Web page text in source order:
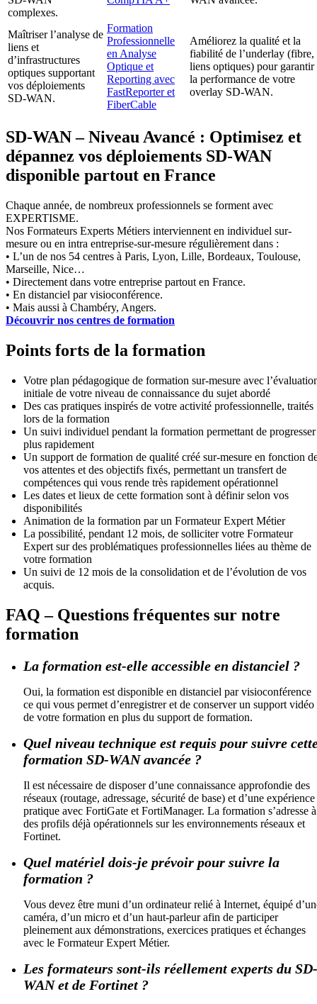
complexes.
Maîtriser l’analyse de
liens et
d’infrastructures
optiques supportant
vos déploiements
SD-WAN.
Formation
Professionnelle
en Analyse
Optique et
Reporting avec
FastReporter et
FiberCable
Améliorez la qualité et la
fiabilité de l’underlay (fibre,
liens optiques) pour garantir
la performance de votre
overlay SD-WAN.
SD-WAN – Niveau Avancé : Optimisez et
dépannez vos déploiements SD-WAN
disponible partout en France
Chaque année, de nombreux professionnels se forment avec
EXPERTISME.
Nos Formateurs Experts Métiers interviennent en individuel sur-
mesure ou en intra entreprise-sur-mesure régulièrement dans :
• L’un de nos 54 centres à Paris, Lyon, Lille, Bordeaux, Toulouse,
Marseille, Nice…
• Directement dans votre entreprise partout en France.
• En distanciel par visioconférence.
• Mais aussi à Chambéry, Angers.
Découvrir nos centres de formation
Points forts de la formation
Votre plan pédagogique de formation sur-mesure avec
initiale de votre niveau de connaissance du sujet abordé
Des cas pratiques inspirés de votre activité professionnelle, traités
lors de la formation
Un suivi individuel pendant la formation permettant de progresser
plus rapidement
Un support de formation de qualité créé sur-mesure en fonction
vos attentes et des objectifs fixés, permettant un transfert de
compétences qui vous rende très rapidement opérationnel
Les dates et lieux de cette formation sont à définir selon vos
disponibilités
Animation de la formation par un Formateur Expert Métier
La possibilité, pendant 12 mois, de solliciter votre Formateur
Expert sur des problématiques professionnelles liées au thème de
votre formation
Un suivi de 12 mois de la consolidation et de l’évolution de vos
acquis.
FAQ – Questions fréquentes sur notre
formation
La formation est-elle accessible en distanciel ?
Oui, la formation est disponible en distanciel par visioconférence
ce qui vous permet d’enregistrer et de conserver un support vidéo
de votre formation en plus du support de formation.
Quel niveau technique est requis pour suivre
formation SD-WAN avancée ?
Il est nécessaire de disposer d’une connaissance approfondie des
réseaux (routage, adressage, sécurité de base) et d’une expérience
pratique avec FortiGate et FortiManager. La formation s’adresse à
des profils déjà opérationnels sur les environnements réseaux et
Fortinet.
Quel matériel dois-je prévoir pour suivre la
formation ?
Vous devez être muni d’un ordinateur relié à Internet, équipé
caméra, d’un micro et d’un haut-parleur afin de participer
pleinement aux démonstrations, exercices pratiques et échanges
avec le Formateur Expert Métier.
Les formateurs sont-ils réellement experts du SD-
WAN et de Fortinet ?